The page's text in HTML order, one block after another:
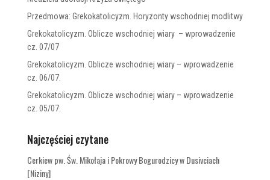
Przedmowa: Grekokatolicyzm. Horyzonty wschodniej modlitwy
Grekokatolicyzm. Oblicze wschodniej wiary – wprowadzenie
cz. 07/07
Grekokatolicyzm. Oblicze wschodniej wiary – wprowadzenie
cz. 06/07.
Grekokatolicyzm. Oblicze wschodniej wiary – wprowadzenie
cz. 05/07.
Najczęściej czytane
Cerkiew pw. Św. Mikołaja i Pokrowy Bogurodzicy w Dusivciach
[Niziny]